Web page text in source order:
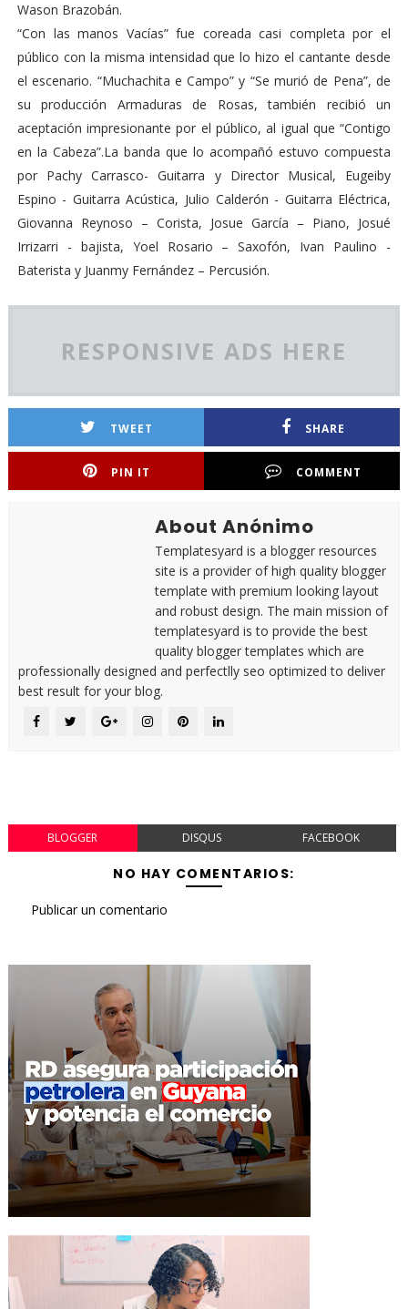
Wason Brazobán.
“Con las manos Vacías” fue coreada casi completa por el
público con la misma intensidad que lo hizo el cantante desde
el escenario. “Muchachita e Campo” y “Se murió de Pena”, de
su producción Armaduras de Rosas, también recibió un
aceptación impresionante por el público, al igual que “Contigo
en la Cabeza”.La banda que lo acompañó estuvo compuesta
por Pachy Carrasco- Guitarra y Director Musical, Eugeiby
Espino - Guitarra Acústica, Julio Calderón - Guitarra Eléctrica,
Giovanna Reynoso – Corista, Josue García – Piano, Josué
Irrizarri - bajista, Yoel Rosario – Saxofón, Ivan Paulino -
Baterista y Juanmy Fernández – Percusión.
RESPONSIVE ADS HERE
TWEET SHARE
PIN IT COMMENT
About Anónimo
Templatesyard is a blogger resources
site is a provider of high quality blogger
template with premium looking layout
and robust design. The main mission of
templatesyard is to provide the best
quality blogger templates which are
professionally designed and perfectlly seo optimized to deliver
best result for your blog.
BLOGGER DISQUS FACEBOOK
NO HAY COMENTARIOS:
Publicar un comentario